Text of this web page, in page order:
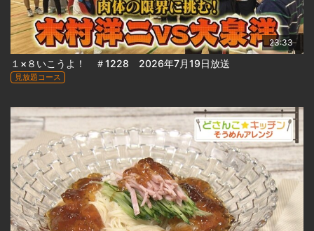
23:33
１×８いこうよ！ ＃1228 2026年7月19日放送
見放題コース